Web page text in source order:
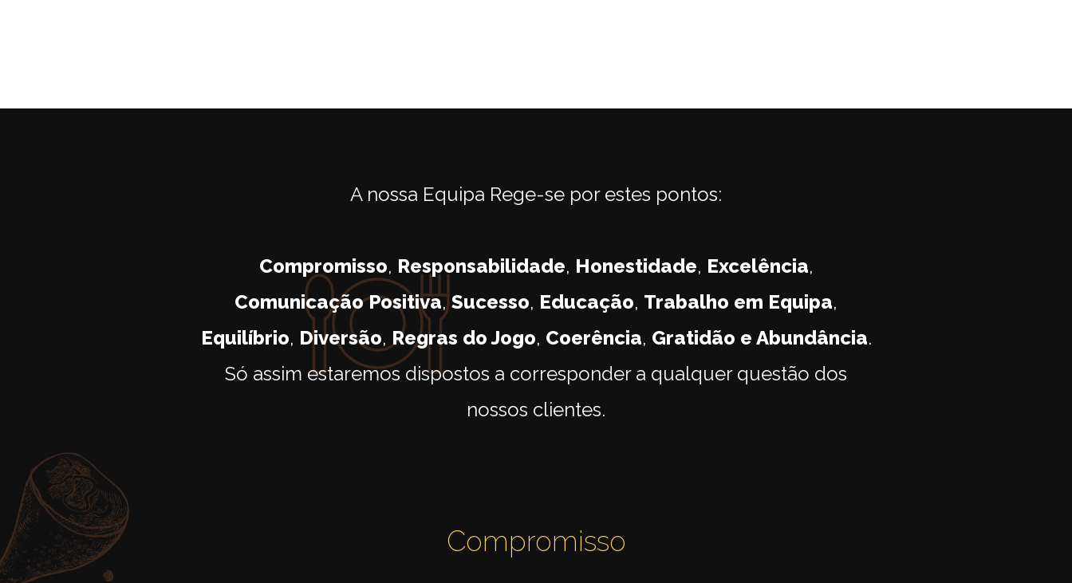
A nossa Equipa Rege-se por estes pontos:
Compromisso, Responsabilidade, Honestidade, Excelência,
Comunicação Positiva, Sucesso, Educação, Trabalho em Equipa,
Equilíbrio, Diversão, Regras do Jogo, Coerência, Gratidão e Abundância.
Só assim estaremos dispostos a corresponder a qualquer questão dos
nossos clientes.
Compromisso